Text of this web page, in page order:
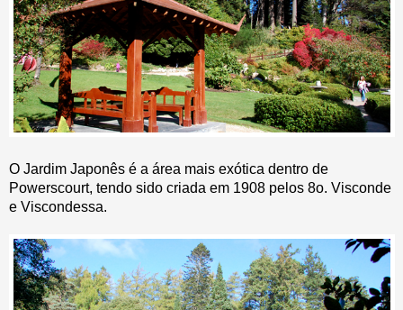
O Jardim Japonês é a área mais exótica dentro de
Powerscourt, tendo sido criada em 1908 pelos 8o. Visconde
e Viscondessa.